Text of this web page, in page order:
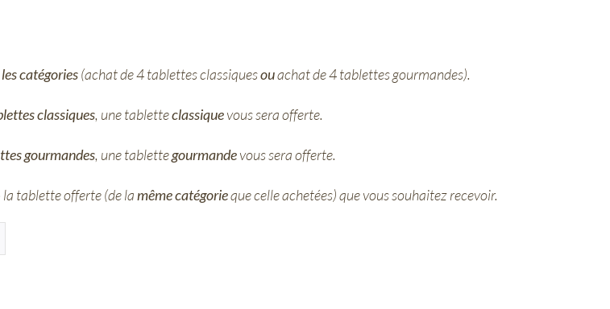
catégories(achat de 4 tablettes classiquesouachat de 4 tablettes gourmandes).
classiques, une tabletteclassiquevous sera offerte.
gourmandes, une tablettegourmandevous sera offerte.
la tablette offerte (de lamême catégorieque celle achetées) que vous souhaitez recevoir.